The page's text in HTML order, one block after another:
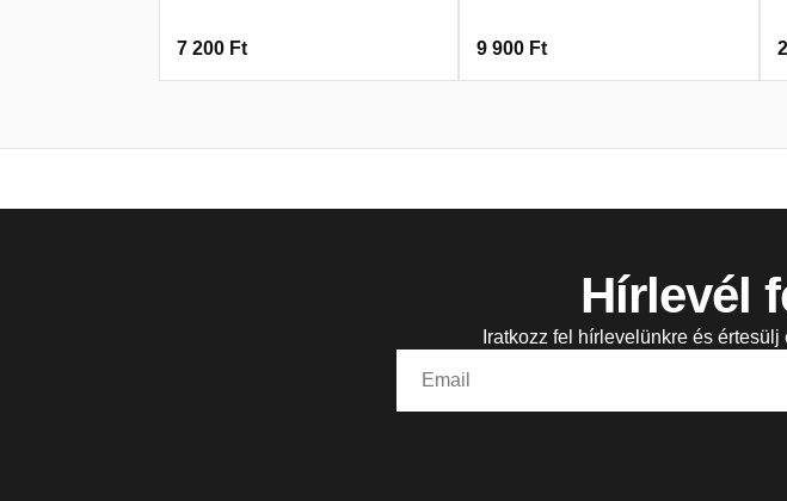
7 200 Ft 9 900 Ft
Hírlevél
Iratkozz fel hírlevelünkre és